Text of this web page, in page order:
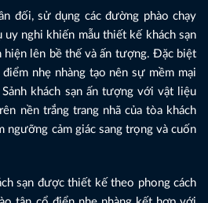
đối, sử dụng các đường phào chạy
uy nghi khiến mẫu thiết kế khách sạn
hiện lên bề thế và ấn tượng. Đặc biệt
nhẹ nhàng tạo nên sự mềm mại
khách sạn ấn tượng với vật liệu
nền trắng trang nhã của tòa khách
ngưỡng cảm giác sang trọng và cuốn
sạn được thiết kế theo phong cách